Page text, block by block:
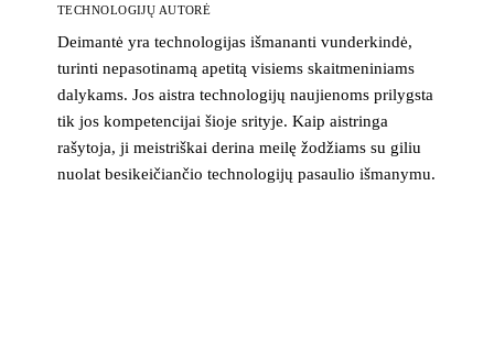
TECHNOLOGIJŲ AUTORĖ
Deimantė yra technologijas išmananti vunderkindė,
turinti nepasotinamą apetitą visiems skaitmeniniams
dalykams. Jos aistra technologijų naujienoms prilygsta
tik jos kompetencijai šioje srityje. Kaip aistringa
rašytoja, ji meistriškai derina meilę žodžiams su giliu
nuolat besikeičiančio technologijų pasaulio išmanymu.